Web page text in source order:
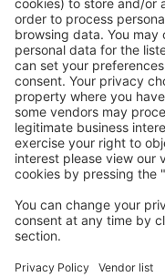
Rezervare fără
Prețuri atractive
conectați.
Cazarea
Alege din peste
Cele mai căutate